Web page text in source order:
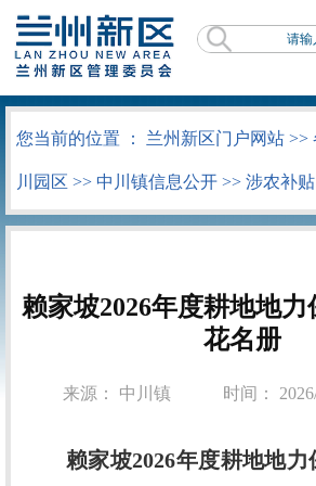
您当前的位置 ： 兰州新区门户网站 >>
川园区 >> 中川镇信息公开 >> 涉农补贴
赖家坡2026年度耕地地
花名册
来源： 中川镇 时间：
赖家坡2026年度耕地地